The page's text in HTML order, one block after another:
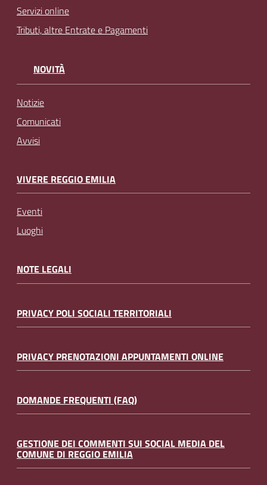
Servizi online
Tributi, altre Entrate e Pagamenti
NOVITÀ
Notizie
Comunicati
Avvisi
VIVERE REGGIO EMILIA
Eventi
Luoghi
NOTE LEGALI
PRIVACY POLI SOCIALI TERRITORIALI
PRIVACY PRENOTAZIONI APPUNTAMENTI ONLINE
DOMANDE FREQUENTI (FAQ)
GESTIONE DEI COMMENTI SUI SOCIAL MEDIA DEL
COMUNE DI REGGIO EMILIA